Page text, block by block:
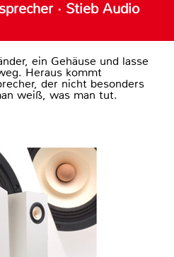
· Stieb Audio
ein Gehäuse und lasse
Heraus kommt
der nicht besonders
weiß, was man tut.